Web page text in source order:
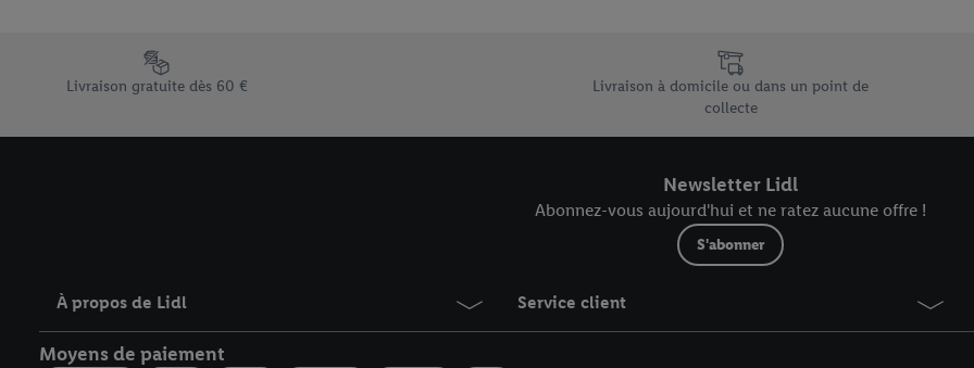
Élément du pied de page avec les différents arguments de vente uniques de Lidl.be
Livraison gratuite dès 60 €
Livraison à domicile ou dans un point de
collecte
Newsletter Lidl
Abonnez-vous aujourd'hui et ne ratez aucune offre !
S'abonner
À propos de Lidl Service client
Moyens de paiement
En cliquant sur « Refuser », vous pouvez autoriser uniquement l’utilisation des technologies
« Accepter », vous autorisez tous les traitements pour toutes les finalités susmentionnées. Vous